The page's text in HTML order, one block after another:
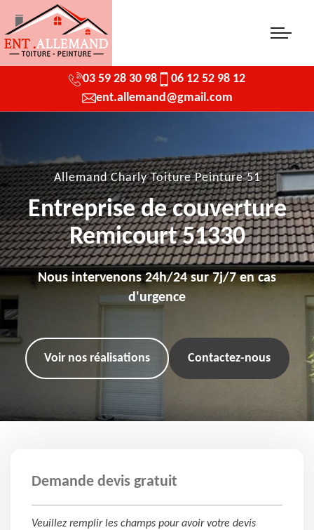
03 59 28 30 98
06 12 52 98 12
ent.allemand@gmail.com
Allemand Charly Toiture Peinture 51
Entreprise de couverture
Remicourt 51330
Nous intervenons 24h/24 sur 7j/7 en cas
d'urgence
Voir nos réalisations Contactez-nous
Demande devis gratuit
Veuillez remplir les champs pour avoir votre devis